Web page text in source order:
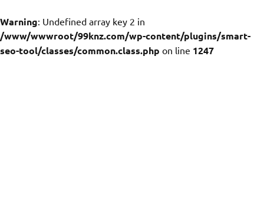
Warning: Undefined array key 2 in
/www/wwwroot/99knz.com/wp-content/plugins/smart-
seo-tool/classes/common.class.php on line 1247